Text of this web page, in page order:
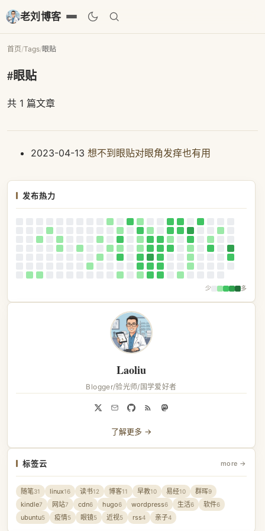
老刘博客
首页/Tags/眼贴
#眼贴
共 1 篇文章
2023-04-13 想不到眼贴对眼角发痒也有用
发布热力
少 多
Laoliu
Blogger/验光师/国学爱好者
了解更多 →
标签云 more →
随笔31 linux16 读书12 博客11 早教10 易经10 群晖9
kindle7 网站7 cdn6 hugo6 wordpress6 生活6 软件6
ubuntu5 疫情5 眼镜5 近视5 rss4 亲子4